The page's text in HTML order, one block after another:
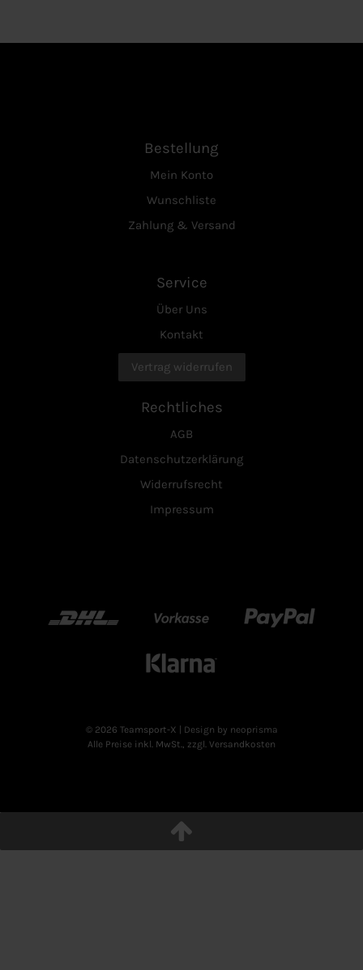
Bestellung
Mein Konto
Wunschliste
Zahlung & Versand
Service
Über Uns
Kontakt
Vertrag widerrufen
Rechtliches
AGB
Datenschutzerklärung
Widerrufsrecht
Impressum
DHL Vorkasse Paypal
Klarn
© 2026 Teamsport-X
| Design by neoprisma
Alle Preise inkl. MwSt., zzgl. Versandkosten